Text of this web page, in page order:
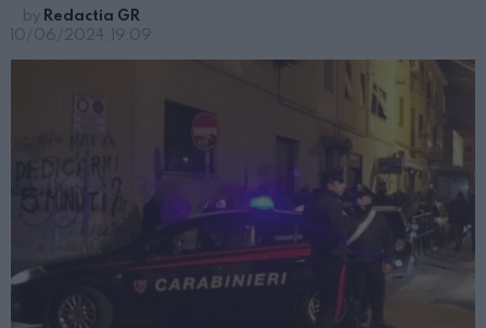
by Redactia GR
10/06/2024, 19:09